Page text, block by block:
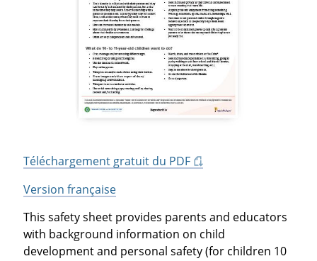
Téléchargement gratuit du PDF
Version française
This safety sheet provides parents and educators
with background information on child
development and personal safety (for children 10